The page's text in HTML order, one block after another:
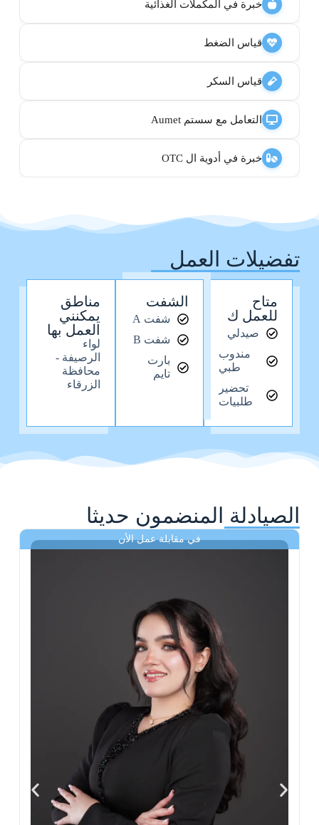
خبرة في المكملات الغذائية
قياس الضغط
قياس السكر
التعامل مع سستم Aumet
خبرة في أدوية ال OTC
تفضيلات العمل
متاح
للعمل ك
صيدلي
مندوب
طبي
تحضير
طلبيات
الشفت
شفت A
شفت B
بارت
تايم
مناطق
يمكنني
العمل بها
لواء
الرصيفة -
محافظة
الزرقاء
الصيادلة المنضمون حديثا
في مقابلة عمل الأن